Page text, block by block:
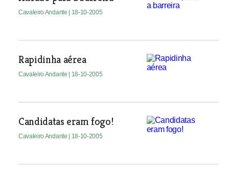
Cavaleiro Andante | 18-10-2005
Rapidinha aérea
Cavaleiro Andante | 18-10-2005
Candidatas eram fogo!
Cavaleiro Andante | 18-10-2005